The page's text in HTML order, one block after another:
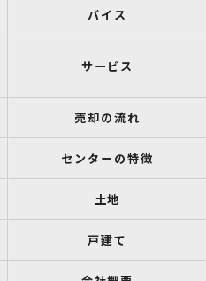
バイス
サービス
売却の流れ
センターの特徴
土地
戸建て